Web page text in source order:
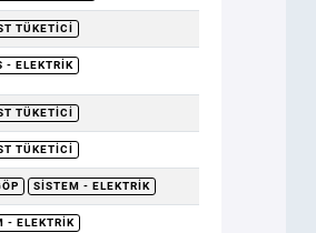
TÜKETICI
- ELEKTRIK
TÜKETICI
TÜKETICI
SISTEM - ELEKTRIK
- ELEKTRIK